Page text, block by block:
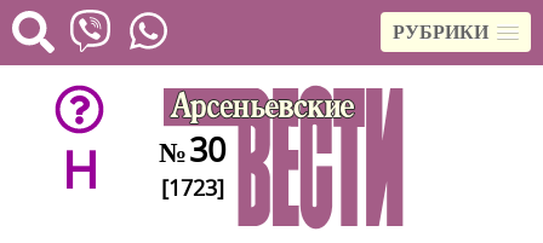
РУБРИКИ
H №30
[1723]